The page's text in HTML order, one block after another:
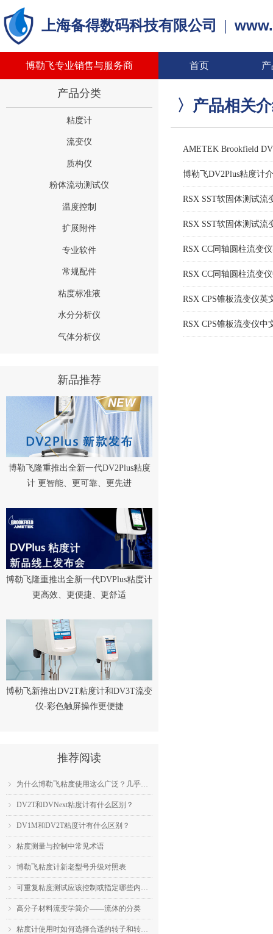
上海备得数码科技有限公司 |
首页
博勒飞专业销售与服务商
〉产品相关
AMETEK Brookfield
博勒飞DV2Plus粘度计
RSX SST软固体测试流
RSX SST软固体测试流
RSX CC同轴圆柱流变
RSX CC同轴圆柱流变
RSX CPS锥板流变仪英
RSX CPS锥板流变仪中
粘度计
流变仪
质构仪
粉体流动测试仪
温度控制
扩展附件
专业软件
常规配件
粘度标准液
水分分析仪
气体分析仪
产品分类
ꁇ 为什么博勒飞粘度使用这么广泛？几乎成为了行业标准？
ꁇ DV2T和DVNext粘度计有什么区别？
ꁇ DV1M和DV2T粘度计有什么区别？
ꁇ 粘度测量与控制中常见术语
ꁇ 博勒飞粘度计新老型号升级对照表
ꁇ 可重复粘度测试应该控制或指定哪些内容？
ꁇ 高分子材料流变学简介——流体的分类
ꁇ 粘度计使用时如何选择合适的转子和转速？
推荐阅读
新品推荐
博勒飞隆重推出全新一代DV2Plus粘度
计 更智能、更可靠、更先进
博勒飞隆重推出全新一代DVPlus粘度计
更高效、更便捷、更舒适
博勒飞新推出DV2T粘度计和DV3T流变
仪-彩色触屏操作更便捷